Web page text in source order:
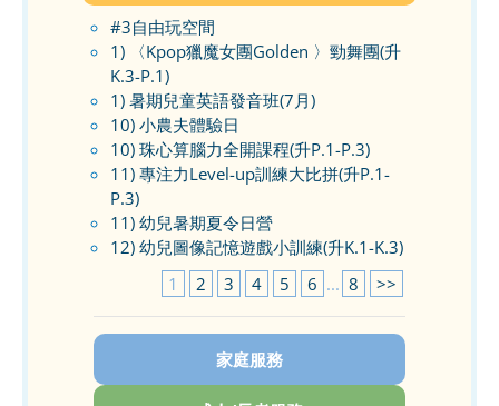
#3自由玩空間
1) 〈Kpop獵魔女團Golden 〉勁舞團(升
K.3-P.1)
1) 暑期兒童英語發音班(7月)
10) 小農夫體驗日
10) 珠心算腦力全開課程(升P.1-P.3)
11) 專注力Level-up訓練大比拼(升P.1-
P.3)
11) 幼兒暑期夏令日營
12) 幼兒圖像記憶遊戲小訓練(升K.1-K.3)
1
2 3 4 5 6 ... 8 >>
家庭服務